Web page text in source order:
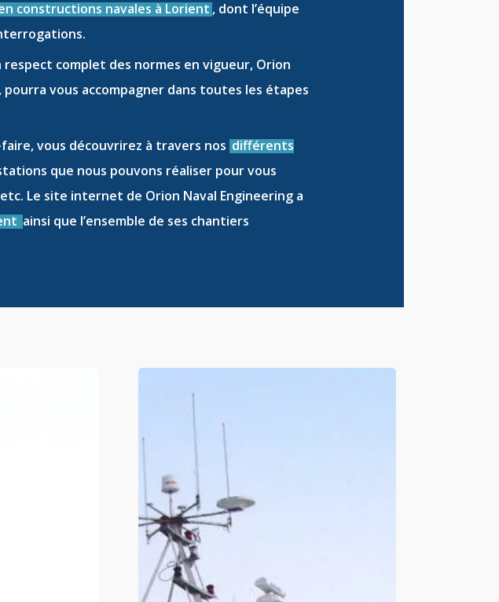
constructions navales à Lorient , dont l’équipe
respect complet des normes en vigueur, Orion
, pourra vous accompagner dans toutes les étapes
vous découvrirez à travers nos différents
que nous pouvons réaliser pour vous
Le site internet de Orion Naval Engineering a
ainsi que l’ensemble de ses chantiers